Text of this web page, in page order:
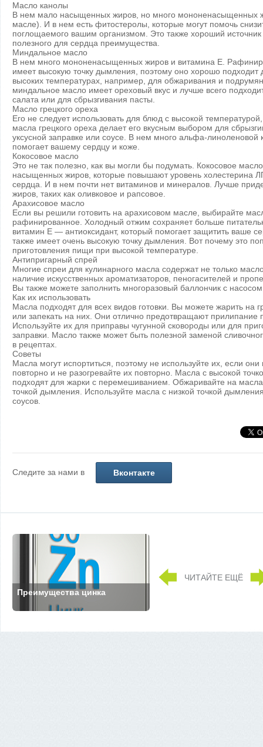
Масло канолы
В нем мало насыщенных жиров, но много мононенасыщенных
масле). И в нем есть фитостеролы, которые могут помочь
поглощаемого вашим организмом. Это также хороший
полезного для сердца преимущества.
Миндальное масло
В нем много мононенасыщенных жиров и витамина Е.
имеет высокую точку дымления, поэтому оно хорошо подходит
высоких температурах, например, для обжаривания и
миндальное масло имеет ореховый вкус и лучше всего
салата или для сбрызгивания пасты.
Масло грецкого ореха
Его не следует использовать для блюд с высокой
масла грецкого ореха делает его вкусным выбором для
уксусной заправке или соусе. В нем много альфа-линоленовой
помогает вашему сердцу и коже.
Кокосовое масло
Это не так полезно, как вы могли бы подумать. Кокосовое
насыщенных жиров, которые повышают уровень холестерина
сердца. И в нем почти нет витаминов и минералов. Лучше
жиров, таких как оливковое и рапсовое.
Арахисовое масло
Если вы решили готовить на арахисовом масле, выбирайте
рафинированное. Холодный отжим сохраняет больше
витамин Е — антиоксидант, который помогает защитить ваше
также имеет очень высокую точку дымления. Вот почему это
приготовления пищи при высокой температуре.
Антипригарный спрей
Многие спреи для кулинарного масла содержат не только
наличие искусственных ароматизаторов, пеногасителей и
Вы также можете заполнить многоразовый баллончик с
Как их использовать
Масла подходят для всех видов готовки. Вы можете жарить на
или запекать на них. Они отлично предотвращают прилипание
Используйте их для приправы чугунной сковороды или для
заправки. Масло также может быть полезной заменой
в рецептах.
Советы
Масла могут испортиться, поэтому не используйте их, если они
повторно и не разогревайте их повторно. Масла с высокой
подходят для жарки с перемешиванием. Обжаривайте на
точкой дымления. Используйте масла с низкой точкой
соусов.
Следите за нами в Вконтакте
Преимущества цинка
ЧИТАЙТЕ ЕЩЁ